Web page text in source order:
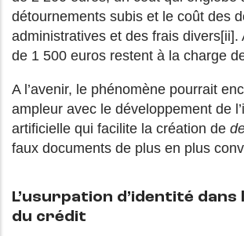
détournements subis et le coût des
administratives et des frais divers[ii].
de 1 500 euros restent à la charge
A l’avenir, le phénomène pourrait
ampleur avec le développement de
artificielle qui facilite la création de
faux documents de plus en plus
L’usurpation d’identité dans
du crédit